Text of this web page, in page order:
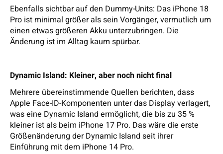
Ebenfalls sichtbar auf den Dummy-Units: Das iPhone 18
Pro ist minimal größer als sein Vorgänger, vermutlich um
einen etwas größeren Akku unterzubringen. Die
Änderung ist im Alltag kaum spürbar.
Dynamic Island: Kleiner, aber noch nicht final
Mehrere übereinstimmende Quellen berichten, dass
Apple Face-ID-Komponenten unter das Display verlagert,
was eine Dynamic Island ermöglicht, die bis zu 35 %
kleiner ist als beim iPhone 17 Pro. Das wäre die erste
Größenänderung der Dynamic Island seit ihrer
Einführung mit dem iPhone 14 Pro.